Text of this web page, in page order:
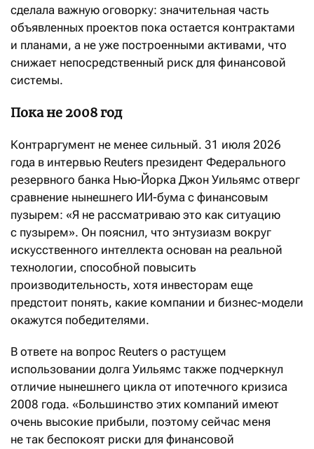
сделала важную оговорку: значительная часть
объявленных проектов пока остается контрактами
и планами, а не уже построенными активами, что
снижает непосредственный риск для финансовой
системы.
Пока не 2008 год
Контраргумент не менее сильный. 31 июля 2026
года в интервью Reuters президент Федерального
резервного банка Нью-Йорка Джон Уильямс отверг
сравнение нынешнего ИИ-бума с финансовым
пузырем: «Я не рассматриваю это как ситуацию
с пузырем». Он пояснил, что энтузиазм вокруг
искусственного интеллекта основан на реальной
технологии, способной повысить
производительность, хотя инвесторам еще
предстоит понять, какие компании и бизнес-модели
окажутся победителями.
В ответе на вопрос Reuters о растущем
использовании долга Уильямс также подчеркнул
отличие нынешнего цикла от ипотечного кризиса
2008 года. «Большинство этих компаний имеют
очень высокие прибыли, поэтому сейчас меня
не так беспокоят риски для финансовой